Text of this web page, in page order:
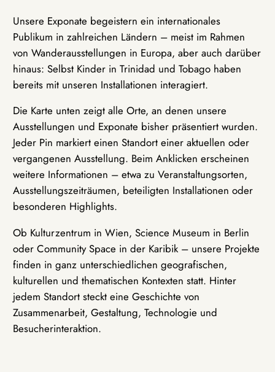
Unsere Exponate begeistern ein internationales
Publikum in zahlreichen Ländern – meist im Rahmen
von Wanderausstellungen in Europa, aber auch darüber
hinaus: Selbst Kinder in Trinidad und Tobago haben
bereits mit unseren Installationen interagiert.
Die Karte unten zeigt alle Orte, an denen unsere
Ausstellungen und Exponate bisher präsentiert wurden.
Jeder Pin markiert einen Standort einer aktuellen oder
vergangenen Ausstellung. Beim Anklicken erscheinen
weitere Informationen – etwa zu Veranstaltungsorten,
Ausstellungszeiträumen, beteiligten Installationen oder
besonderen Highlights.
Ob Kulturzentrum in Wien, Science Museum in Berlin
oder Community Space in der Karibik – unsere Projekte
finden in ganz unterschiedlichen geografischen,
kulturellen und thematischen Kontexten statt. Hinter
jedem Standort steckt eine Geschichte von
Zusammenarbeit, Gestaltung, Technologie und
Besucherinteraktion.